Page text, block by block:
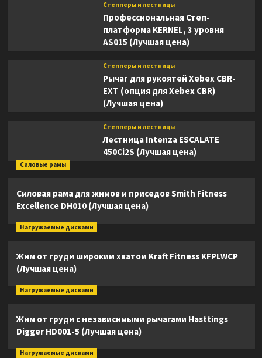
Степперы и лестницы
Профессиональная Степ-
платформа KERNEL, 3 уровня
AS015 (Лучшая цена)
Степперы и лестницы
Рычаг для рукоятей Xebex CBR-
EXT (опция для Xebex CBR)
(Лучшая цена)
Степперы и лестницы
Лестница Intenza ESCALATE
450Ci2S (Лучшая цена)
Силовые рамы
Силовая рама для жимов и приседов Smith Fitness
Excellence DH010 (Лучшая цена)
Нагружаемые дисками
Жим от груди широким хватом Kraft Fitness KFPLWCP
(Лучшая цена)
Нагружаемые дисками
Жим от груди с независимыми рычагами Hasttings
Digger HD001-5 (Лучшая цена)
Нагружаемые дисками